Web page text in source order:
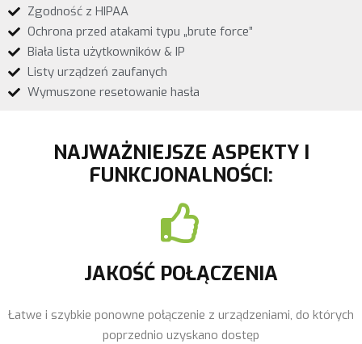
Zgodność z HIPAA
Ochrona przed atakami typu „brute force”
Biała lista użytkowników & IP
Listy urządzeń zaufanych
Wymuszone resetowanie hasła
NAJWAŻNIEJSZE ASPEKTY I
FUNKCJONALNOŚCI:
JAKOŚĆ POŁĄCZENIA
Łatwe i szybkie ponowne połączenie z urządzeniami, do których
poprzednio uzyskano dostęp